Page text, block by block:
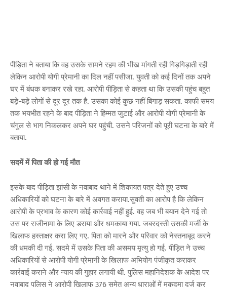
पीड़िता ने बताया कि वह उसके सामने रहम की भीख मांगती रही गिड़गिड़ाती रही
लेकिन आरोपी योगी प्रेमानी का दिल नहीं पसीजा. युवती को कई दिनों तक अपने
घर में बंधक बनाकर रखे रहा. आरोपी पीड़िता से कहता था कि उसकी पहुंच बहुत
बड़े-बड़े लोगों से दूर दूर तक है. उसका कोई कुछ नहीं बिगाड़ सकता. काफी समय
तक भयभीत रहने के बाद पीड़िता ने हिम्मत जुटाई और आरोपी योगी प्रेमानी के
चंगुल से भाग निकलकर अपने घर पहुंची. उसने परिजनों को पूरी घटना के बारे में
बताया.
सदमें में पिता की हो गई मौत
इसके बाद पीड़िता झांसी के नवाबाद थाने में शिकायत पत्र देते हुए उच्च
अधिकारियों को घटना के बारे में अवगत कराया.सुवती का आरोप है कि लेकिन
आरोपी के प्रभाव के कारण कोई कार्रवाई नहीं हुई. वह जब भी बयान देने गई तो
उस पर राजीनामा के लिए डराया और धमकाया गया. जबरदस्ती उसकी मर्जी के
खिलाफ हस्ताक्षर करा लिए गए. पिता को मारने और परिवार को नेस्तनाबूद करने
की धमकी दी गई. सदमे में उसके पिता की असमय मृत्यु हो गई. पीड़ित ने उच्च
अधिकारियों से आरोपी योगी प्रेमानी के खिलाफ अभियोग पंजीकृत कराकर
कार्रवाई कराने और न्याय की गुहार लगायी थी. पुलिस महानिदेशक के आदेश पर
नवाबाद पुलिस ने आरोपी खिलाफ 376 समेत अन्य धाराओं में मुकदमा दर्ज कर